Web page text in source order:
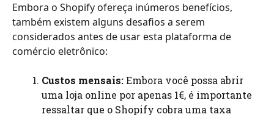
Embora o Shopify ofereça inúmeros benefícios,
também existem alguns desafios a serem
considerados antes de usar esta plataforma de
comércio eletrônico:
Custos mensais:Embora você possa abrir
uma loja online por apenas 1€, é importante
ressaltar que o Shopify cobra uma taxa